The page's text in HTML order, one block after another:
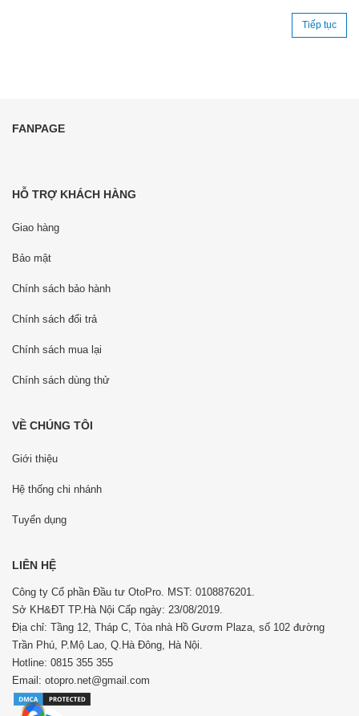
Tiếp tục
FANPAGE
HỖ TRỢ KHÁCH HÀNG
Giao hàng
Bảo mật
Chính sách bảo hành
Chính sách đổi trả
Chính sách mua lại
Chính sách dùng thử
VỀ CHÚNG TÔI
Giới thiệu
Hệ thống chi nhánh
Tuyển dụng
LIÊN HỆ
Công ty Cổ phần Đầu tư OtoPro. MST: 0108876201.
Sở KH&ĐT TP.Hà Nội Cấp ngày: 23/08/2019.
Địa chỉ: Tầng 12, Tháp C, Tòa nhà Hồ Gươm Plaza, số 102 đường
Trần Phú, P.Mộ Lao, Q.Hà Đông, Hà Nội.
Hotline: 0815 355 355
Email: otopro.net@gmail.com